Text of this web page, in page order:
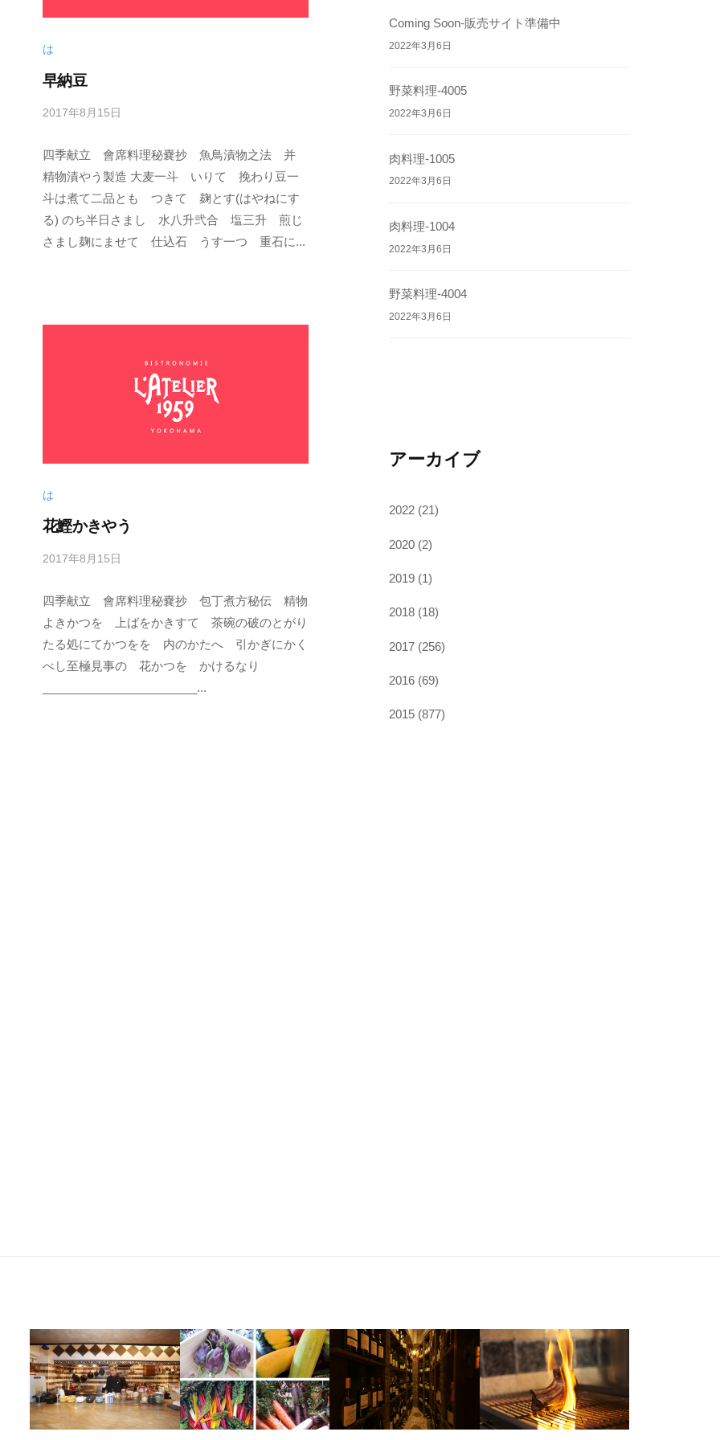
は
早納豆
2017年8月15日
s
p
e
e
d
m
四季献立 會席料理秘嚢抄 魚鳥漬物之法 并
精物漬やう製造 大麦一斗 いりて 挽わり豆一
斗は煮て二品とも つきて 麹とす(はやねにす
る) のち半日さまし 水八升弐合 塩三升 煎じ
さまし麹にませて 仕込石 うす一つ 重石に...
は
花鰹かきやう
2017年8月15日
s
p
e
e
四季献立 會席料理秘嚢抄 包丁煮方秘伝 精物
よきかつを 上ばをかきすて 茶碗の破のとがり
たる処にてかつをを 内のかたへ 引かぎにかく
べし至極見事の 花かつを かけるなり
________________________...
Coming Soon-販売サイト準備中
2022年3月6日
野菜料理-4005
2022年3月6日
肉料理-1005
2022年3月6日
肉料理-1004
2022年3月6日
野菜料理-4004
2022年3月6日
アーカイブ
2022 (21)
2020 (2)
2019 (1)
2018 (18)
2017 (256)
2016 (69)
2015 (877)